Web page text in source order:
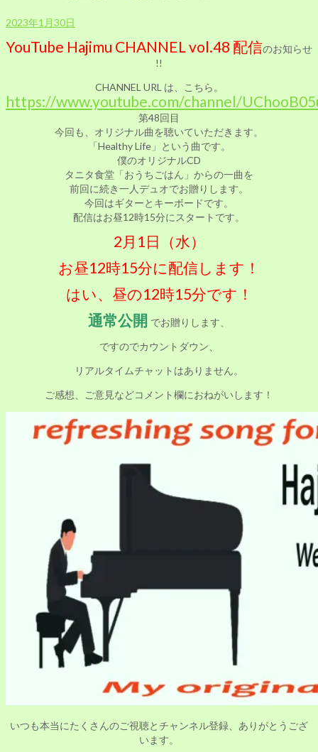
2023年1月30日
YouTube Hajimu CHANNEL vol.48 配信のお知らせ
!!
CHANNEL URL は、こちら。
https://www.youtube.com/channel/
第48回目
今回も、オリジナル曲を聴いていただきます。
「Healthy Life」という曲です。
僕のオリジナルCD
タニタ食堂「おうちごはん」からの一曲を
前回に続き一人デュオでお贈りします。
今回はギターとキーボードです。
配信はお昼12時15分にスタートです。
2月1日（水）
お昼12時15分に配信します！
はい、昼の12時15分です！
通常公開 でお贈りします、
ですのでカウントダウン、
リアルタイムチャットはありません。
ご感想、ご意見などコメント欄におねがいします！
いつも本当にたくさんのご視聴とチャンネル登録、ありがとうござ
います。